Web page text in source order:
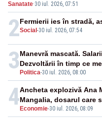
Sanatate·30 iul. 2026, 07:51
2Social -30 iul. 2026, 07:54
Fermierii ies în stradă,
3 Politica-30 iul. 2026, 08:00
Manevră mascată.
Dezvoltării în timp ce
4 Economie-30 iul. 2026, 08:09
Ancheta explozivă Ana
Mangalia, dosarul care